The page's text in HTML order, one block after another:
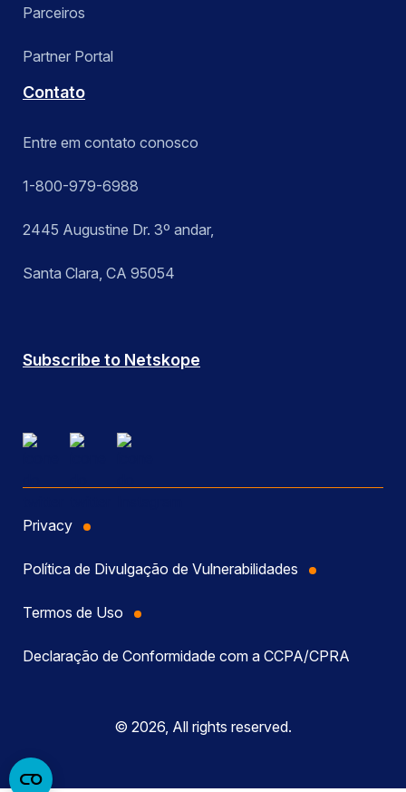
Parceiros
Partner Portal
Contato
Entre em contato conosco
1-800-979-6988
2445 Augustine Dr. 3º andar,
Santa Clara, CA 95054
Subscribe to Netskope
Privacy
Política de Divulgação de Vulnerabilidades
Termos de Uso
Declaração de Conformidade com a CCPA/CPRA
© 2026, All rights reserved.